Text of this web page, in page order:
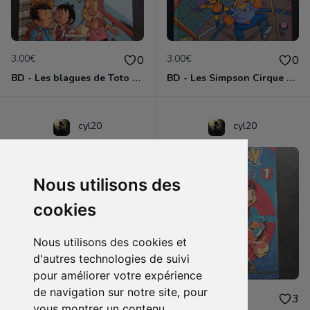
Nous utilisons des
cookies
Nous utilisons des cookies et
d'autres technologies de suivi
pour améliorer votre expérience
de navigation sur notre site, pour
3.00€ 0
BD - Les blagues de Toto - L'école des vannes - Tome 1
3.00€ 0
BD - Les Simpson Cirque en folie ! - Tome 11
cyl20
3.00€ 0
cyl20
4.00€ 3